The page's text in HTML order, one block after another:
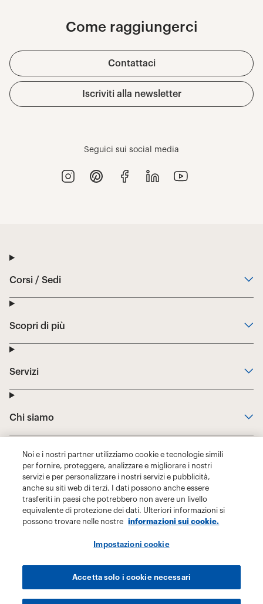
Noi e i nostri partner utilizziamo cookie e tecnologie simili
per fornire, proteggere, analizzare e migliorare i nostri
servizi e per personalizzare i nostri servizi e pubblicità,
anche su siti web di terzi. I dati possono anche essere
trasferiti in paesi che potrebbero non avere un livello
equivalente di protezione dei dati. Ulteriori informazioni si
possono trovare nelle nostre
informazioni sui cookie.
Impostazioni cookie
Accetta solo i cookie necessari